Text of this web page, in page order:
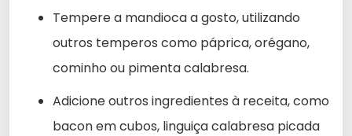
Tempere a mandioca a gosto, utilizando
outros temperos como páprica, orégano,
cominho ou pimenta calabresa.
Adicione outros ingredientes à receita, como
bacon em cubos, linguiça calabresa picada